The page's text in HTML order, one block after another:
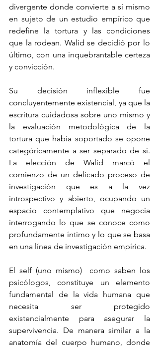
divergente donde convierte a sí mismo
en sujeto de un estudio empírico que
redefine la tortura y las condiciones
que la rodean. Walid se decidió por lo
último, con una inquebrantable certeza
y convicción.
Su decisión inflexible fue
concluyentemente existencial, ya que la
escritura cuidadosa sobre uno mismo y
la evaluación metodológica de la
tortura que había soportado se opone
categóricamente a ser separado de sí.
La elección de Walid marcó el
comienzo de un delicado proceso de
investigación que es a la vez
introspectivo y abierto, ocupando un
espacio contemplativo que negocia
interrogando lo que se conoce como
profundamente íntimo y lo que se basa
en una línea de investigación empírica.
El self (uno mismo)  como saben los
psicólogos, constituye un elemento
fundamental de la vida humana que
necesita ser protegido
existencialmente para asegurar la
supervivencia. De manera similar a la
anatomía del cuerpo humano, donde